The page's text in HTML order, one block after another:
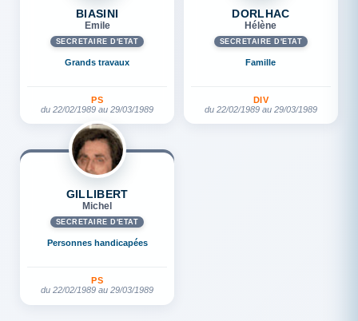
BIASINI
Emile
SECRÉTAIRE D'ETAT
Grands travaux
PS
du 22/02/1989 au 29/03/1989
DORLHAC
Hélène
SECRÉTAIRE D'ETAT
Famille
DIV
du 22/02/1989 au 29/03/1989
GILLIBERT
Michel
SECRÉTAIRE D'ETAT
Personnes handicapées
PS
du 22/02/1989 au 29/03/1989